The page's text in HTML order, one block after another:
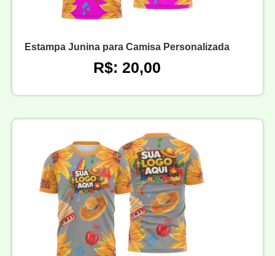
Estampa Junina para Camisa Personalizada
R$: 20,00